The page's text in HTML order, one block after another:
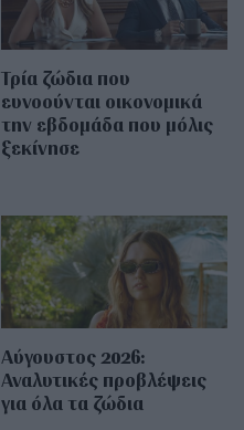
Τρία ζώδια που
ευνοούνται οικονομικά
την εβδομάδα που μόλις
ξεκίνησε
Αύγουστος 2026:
Αναλυτικές προβλέψεις
για όλα τα ζώδια